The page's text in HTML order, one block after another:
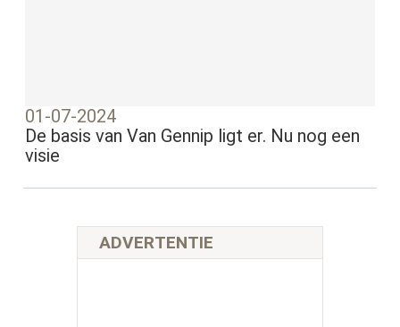
01-07-2024
De basis van Van Gennip ligt er. Nu nog een
visie
ADVERTENTIE